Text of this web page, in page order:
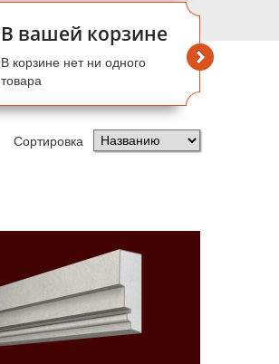
В вашей корзине
В корзине нет ни одного
товара
Сортировка